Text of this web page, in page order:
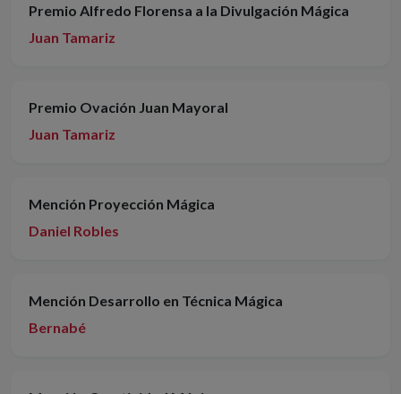
Premio Alfredo Florensa a la Divulgación Mágica
Juan Tamariz
Premio Ovación Juan Mayoral
Juan Tamariz
Mención Proyección Mágica
Daniel Robles
Mención Desarrollo en Técnica Mágica
Bernabé